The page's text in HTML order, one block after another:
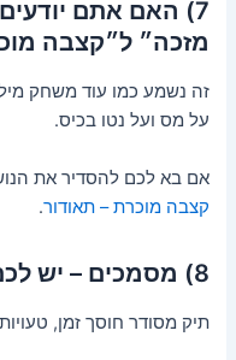
7) האם אתם
מזכה״ ל״קצבה
זה נשמע כמו עוד משחק
על מס ועל נטו בכיס.
אם בא לכם להסדיר את
קצבה מוכרת – תאודור.
8) מסמכים – יש לכם תיק פרישה מסודר?
תיק מסודר חוסך זמן,